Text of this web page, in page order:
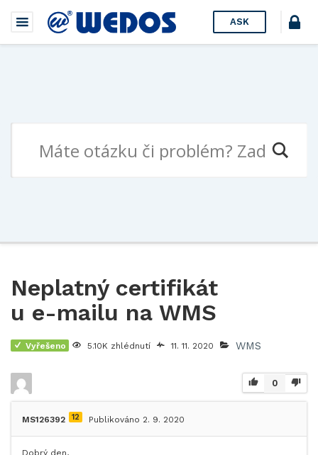
ASK
Neplatný certifikát
u e-mailu na WMS
Vyřešeno 5.10K zhlédnutí 11. 11. 2020 WMS
0
MS126392 12 Publikováno 2. 9. 2020
Dobrý den,